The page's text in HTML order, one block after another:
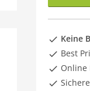
Keine
Best
Online